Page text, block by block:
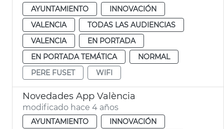
AYUNTAMIENTO
INNOVACIÓN
VALENCIA
TODAS LAS AUDIENCIAS
VALENCIA
EN PORTADA
EN PORTADA TEMÁTICA
NORMAL
PERE FUSET
WIFI
Novedades App València
modificado hace 4 años
AYUNTAMIENTO
INNOVACIÓN